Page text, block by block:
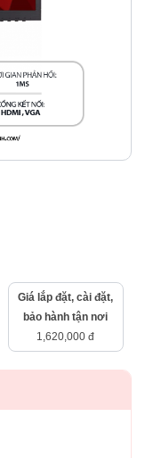
Giá lắp đặt, cài đặt,
bảo hành tận nơi
1,620,000 đ